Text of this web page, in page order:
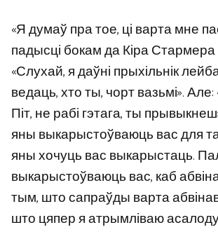
«Я думаў пра тое, ці варта мне
падысці бокам да Кіра Стармера
«Слухай, я даўні прыхільнік
ведаць, хто ты, чорт вазьмі». Але:
Піт, не рабі гэтага, ты
яны выкарыстоўваюць вас для
яны хочуць вас выкарыстаць.
выкарыстоўваюць вас, каб
тым, што сапраўды варта
што цяпер я атрымліваю